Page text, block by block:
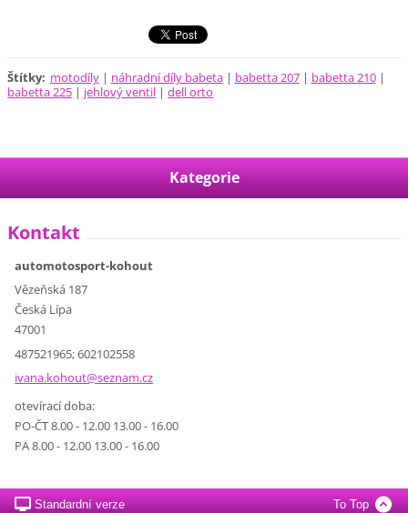
Štítky: motodíly | náhradní díly babeta | babetta 207 | babetta 210 |
babetta 225 | jehlový ventil | dell orto
Kategorie
Kontakt
automotosport-kohout
Vězeňská 187
Česká Lípa
47001
487521965; 602102558
ivana.kohout@seznam.cz
otevírací doba:
PO-ČT 8.00 - 12.00 13.00 - 16.00
PA 8.00 - 12.00 13.00 - 16.00
Standardní verze To Top